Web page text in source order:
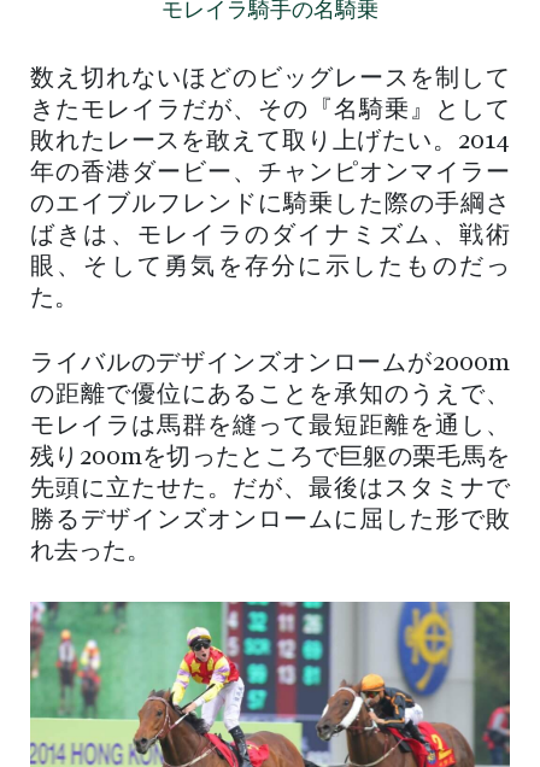
モレイラ騎手の名騎乗
数え切れないほどのビッグレースを制して
きたモレイラだが、その『名騎乗』として
敗れたレースを敢えて取り上げたい。2014
年の香港ダービー、チャンピオンマイラー
のエイブルフレンドに騎乗した際の手綱さ
ばきは、モレイラのダイナミズム、戦術
眼、そして勇気を存分に示したものだっ
た。
ライバルのデザインズオンロームが2000m
の距離で優位にあることを承知のうえで、
モレイラは馬群を縫って最短距離を通し、
残り200mを切ったところで巨躯の栗毛馬を
先頭に立たせた。だが、最後はスタミナで
勝るデザインズオンロームに屈した形で敗
れ去った。